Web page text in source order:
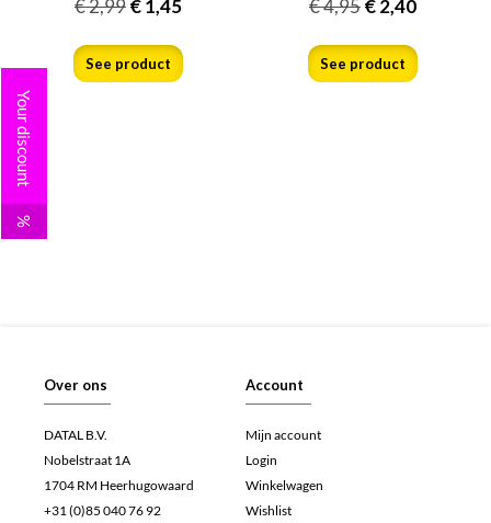
€2,99€1,45
See product
€4,95€2,40
See product
Over ons
DATAL B.V.
Nobelstraat 1A
1704 RM Heerhugowaard
+31 (0)85 040 76 92
Account
Mijn account
Login
Winkelwagen
Wishlist
Your discount
%